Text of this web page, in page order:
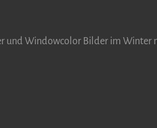
und Windowcolor Bilder im Winter